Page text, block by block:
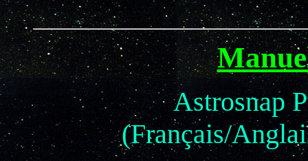
Astrosnap
(Français/